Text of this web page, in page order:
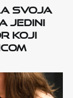
svoja
jedini
koji